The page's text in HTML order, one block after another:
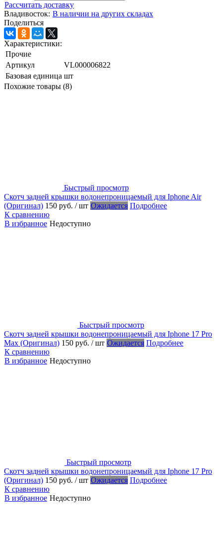
Рассчитать доставку
Владивосток: В наличии на других складах
Поделиться
Характеристики:
Прочие
Артикул
VL000006822
Базовая единица шт
Похожие товары (8)
Быстрый просмотр
Скотч задней крышки водонепроницаемый для Iphone Air
(Оригинал) 150 руб. / шт Ожидается Подробнее
К сравнению
В избранное Недоступно
Быстрый просмотр
Скотч задней крышки водонепроницаемый для Iphone 17 Pro
Max (Оригинал) 150 руб. / шт Ожидается Подробнее
К сравнению
В избранное Недоступно
Быстрый просмотр
Скотч задней крышки водонепроницаемый для Iphone 17 Pro
(Оригинал) 150 руб. / шт Ожидается Подробнее
К сравнению
В избранное Недоступно